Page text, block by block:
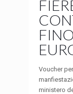
Voucher
ministero